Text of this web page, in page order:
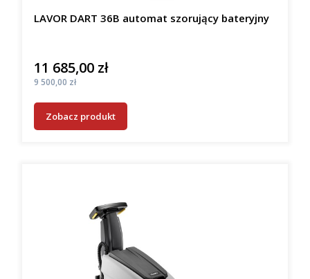
LAVOR DART 36B automat szorujący bateryjny
Cena
11 685,00 zł
Cena
9 500,00 zł
Zobacz produkt